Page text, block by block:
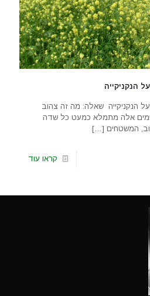
הנקניקייה
הנקניקייה שאלה: מה זה צהוב
אלה מתמלא כמעט כל שדה
המשטחים […]
קראו עוד